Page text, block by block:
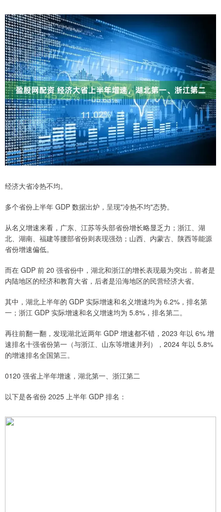
经济大省冷热不均。
多个省份上半年 GDP 数据出炉，呈现"冷热不均"态势。
从名义增速来看，广东、江苏等头部省份增长略显乏力；浙江、湖
北、湖南、福建等腰部省份则表现强劲；山西、内蒙古、陕西等能源
省份增速偏低。
而在 GDP 前 20 强省份中，湖北和浙江的增长表现最为突出，前者是
内陆地区的经济和教育大省，后者是沿海地区的民营经济大省。
其中，湖北上半年的 GDP 实际增速和名义增速均为 6.2%，排名第
一；浙江 GDP 实际增速和名义增速均为 5.8%，排名第二。
再往前翻一翻，发现湖北近两年 GDP 增速都不错，2023 年以 6% 增
速排名十强省份第一（与浙江、山东等增速并列），2024 年以 5.8%
的增速排名全国第三。
0120 强省上半年增速，湖北第一、浙江第二
以下是各省份 2025 上半年 GDP 排名：